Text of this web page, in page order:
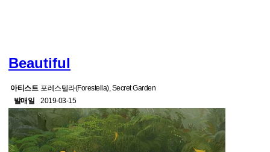
Beautiful
아티스트 포레스텔라(Forestella), Secret Garden
발매일
2019-03-15